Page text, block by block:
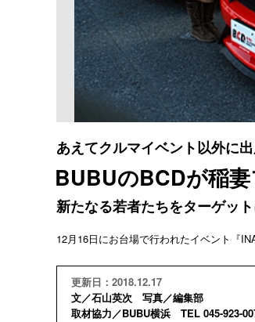
あえてクルマイベント以外に
BUBUのBCDが稲
新たなる若者たちをターゲッ
12月16日にお台場で行われたイベント『
更新日：2018.12.17
文／石山英次 写真／編集部
取材協力／BUBU横浜 TEL 045-923-